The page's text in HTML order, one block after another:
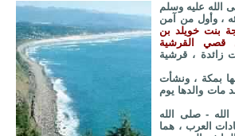
الله عليه وسلم
، وأول من آمن
بنت خويلد بن
قصي القرشية
زائدة ، قرشية
بمكة ، ونشأت
والدها يوم
- صلى الله
العرب ، هما